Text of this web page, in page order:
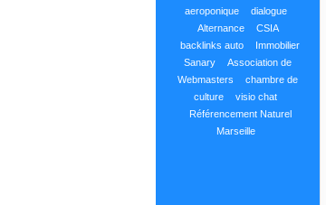
aeroponique
dialogue
Alternance
CSIA
backlinks auto
Immobilier
Sanary
Association de
Webmasters
chambre de
culture
visio chat
Référencement Naturel
Marseille